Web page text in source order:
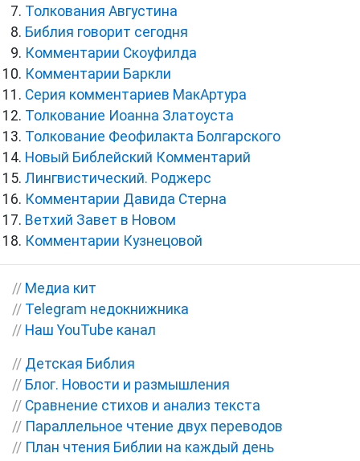
Толкования Августина
Библия говорит сегодня
Комментарии Скоуфилда
Комментарии Баркли
Серия комментариев МакАртура
Толкование Иоанна Златоуста
Толкование Феофилакта Болгарского
Новый Библейский Комментарий
Лингвистический. Роджерс
Комментарии Давида Стерна
Ветхий Завет в Новом
Комментарии Кузнецовой
// Медиа кит
// Telegram недокнижника
// Наш YouTube канал
// Детская Библия
// Блог. Новости и размышления
// Сравнение стихов и анализ текста
// Параллельное чтение двух переводов
// План чтения Библии на каждый день